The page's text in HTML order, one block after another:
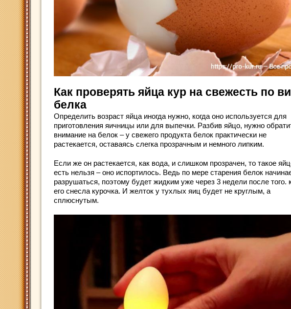
Как проверять яйца кур на свежесть по
белка
Определить возраст яйца иногда нужно, когда оно используется для
приготовления яичницы или для выпечки. Разбив яйцо, нужно
внимание на белок – у свежего продукта белок практически не
растекается, оставаясь слегка прозрачным и немного липким.
Если же он растекается, как вода, и слишком прозрачен, то такое
есть нельзя – оно испортилось. Ведь по мере старения белок
разрушаться, поэтому будет жидким уже через 3 недели после того.
его снесла курочка. И желток у тухлых яиц будет не круглым, а
сплюснутым.